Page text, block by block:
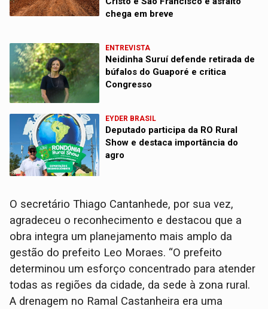
chega em breve
ENTREVISTA
Neidinha Suruí defende retirada de
búfalos do Guaporé e critica
Congresso
EYDER BRASIL
Deputado participa da RO Rural
Show e destaca importância do
agro
O secretário Thiago Cantanhede, por sua vez,
agradeceu o reconhecimento e destacou que a
obra integra um planejamento mais amplo da
gestão do prefeito Leo Moraes. “O prefeito
determinou um esforço concentrado para atender
todas as regiões da cidade, da sede à zona rural.
A drenagem no Ramal Castanheira era uma